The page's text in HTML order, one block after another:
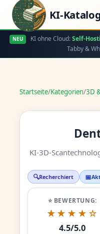
KI-
NEU KI ohne Cloud:Self-
Tabby &
Startseite/Kategorien/3D
KI-3D-
🔍Recherchiert 📅
⭐ BEWERTUNG:
★★★★☆
4.5/5.0